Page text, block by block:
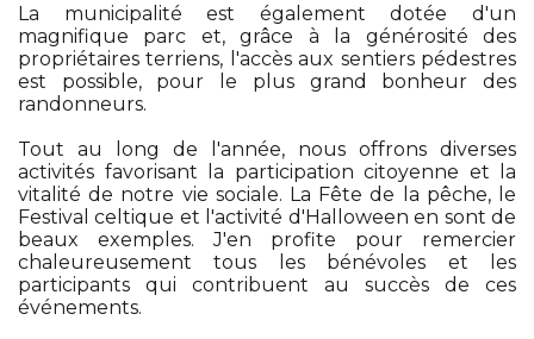
La municipalité est également dotée d'un
magnifique parc et, grâce à la générosité des
propriétaires terriens, l'accès aux sentiers pédestres
est possible, pour le plus grand bonheur des
randonneurs.
Tout au long de l'année, nous offrons diverses
activités favorisant la participation citoyenne et la
vitalité de notre vie sociale. La Fête de la pêche, le
Festival celtique et l'activité d'Halloween en sont de
beaux exemples. J'en profite pour remercier
chaleureusement tous les bénévoles et les
participants qui contribuent au succès de ces
événements.